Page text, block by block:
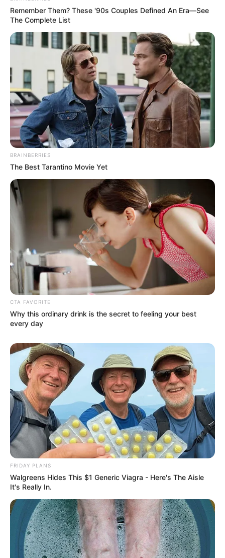
Remember Them? These '90s Couples Defined An Era—See
The Complete List
BRAINBERRIES
The Best Tarantino Movie Yet
CTA FAVORITE
Why this ordinary drink is the secret to feeling your best
every day
FRIDAY PLANS
Walgreens Hides This $1 Generic Viagra - Here's The Aisle
It's Really In.